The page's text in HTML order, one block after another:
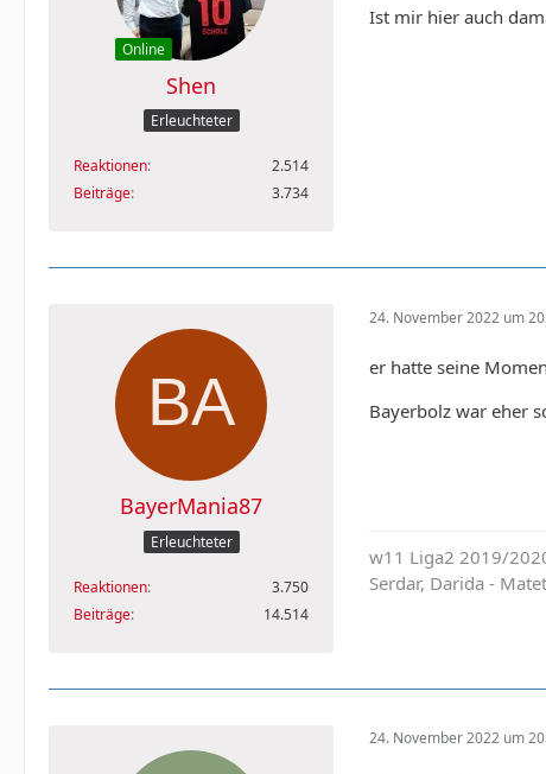
Online
Shen
Erleuchteter
Reaktionen
2.514
Beiträge
3.734
Ist mir hier auch
BayerMania87
Erleuchteter
Reaktionen
3.750
Beiträge
14.514
24. November 2022 um
er hatte seine
Bayerbolz war eher
w11 Liga2 2019/
Serdar, Darida -
24. November 2022 um